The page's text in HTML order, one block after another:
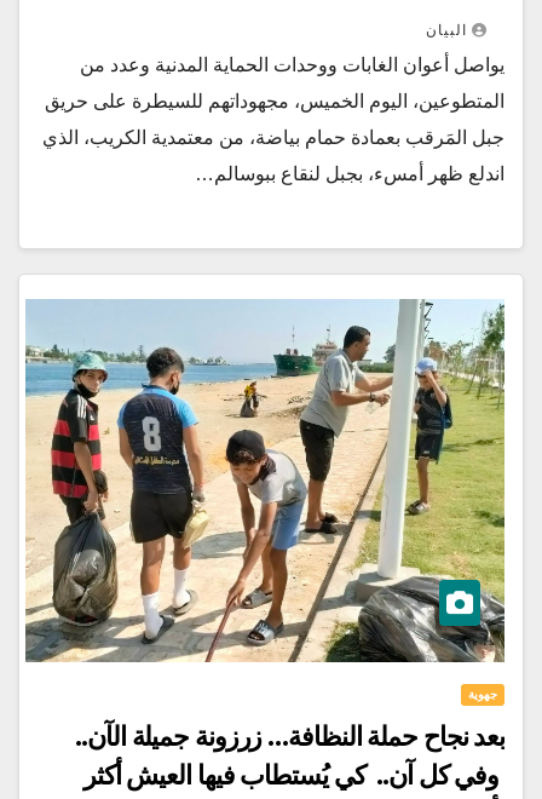
البيان
يواصل أعوان الغابات ووحدات الحماية المدنية وعدد من
المتطوعين، اليوم الخميس، مجهوداتهم للسيطرة على حريق
جبل المَرقب بعمادة حمام بياضة، من معتمدية الكريب، الذي
اندلع ظهر أمسء، بجبل لنقاع ببوسالم…
جهوية
بعد نجاح حملة النظافة… زرزونة جميلة الآن..
وفي كل آن.. كي يُستطاب فيها العيش أكثر